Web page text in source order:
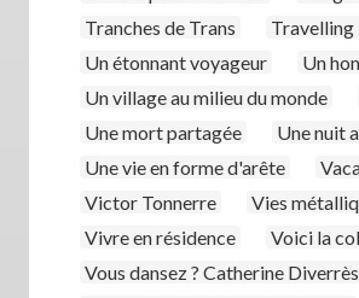
Tranches de Trans
Travelling
Un étonnant voyageur
Un
Un village au milieu du monde
Une mort partagée
Une nuit
Une vie en forme d'arête
Victor Tonnerre
Vies
Vivre en résidence
Voici la
Vous dansez ? Catherine Diverrès